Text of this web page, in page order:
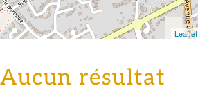
Leaflet
Aucun résultat